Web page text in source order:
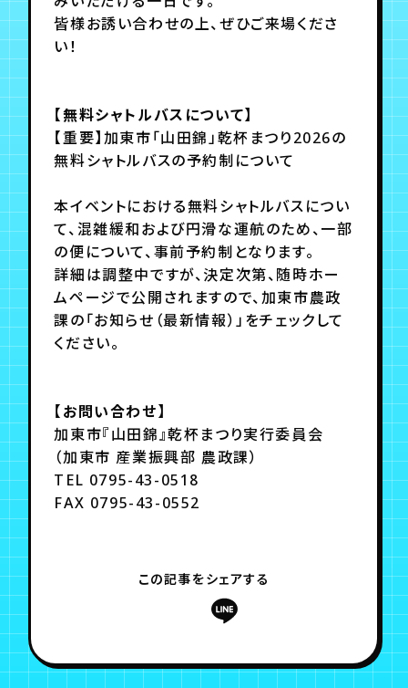
皆様お誘い合わせの上、ぜひご来場くださ
い！
【無料シャトルバスについて】
【重要】加東市「山田錦」乾杯まつり2026の
無料シャトルバスの予約制について
本イベントにおける無料シャトルバスについ
て、混雑緩和および円滑な運航のため、一部
の便について、事前予約制となります。
詳細は調整中ですが、決定次第、随時ホー
ムページで公開されますので、加東市農政
課の「お知らせ（最新情報）」をチェックして
ください。
【お問い合わせ】
加東市『山田錦』乾杯まつり実行委員会
（加東市 産業振興部 農政課）
TEL 0795-43-0518
FAX 0795-43-0552
この記事をシェアする